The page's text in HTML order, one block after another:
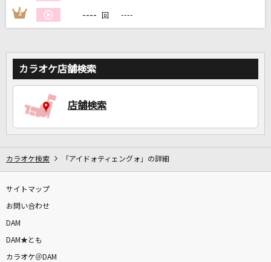
カラオケをもっと楽しもう！
3 ---- 回 ----
カラオケ店舗検索
店舗検索
カラオケ検索 「アイドォティェングォ」の詳細
サイトマップ
お問い合わせ
DAM
DAM★とも
カラオケ＠DAM